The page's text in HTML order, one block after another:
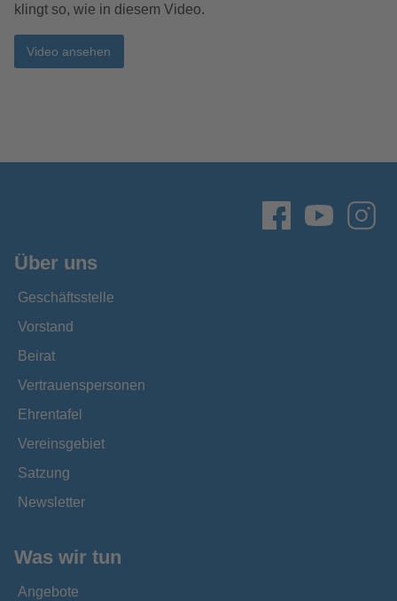
klingt so, wie in diesem Video.
Video ansehen
Über uns
Geschäftsstelle
Vorstand
Beirat
Vertrauenspersonen
Ehrentafel
Vereinsgebiet
Satzung
Newsletter
Was wir tun
Angebote